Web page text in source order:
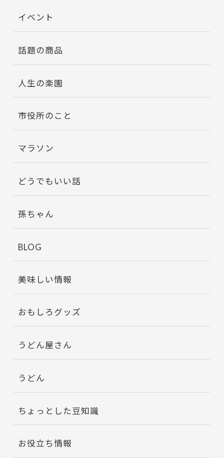
イベント
話題の商品
人生の楽園
市役所のこと
マラソン
どうでもいい話
孫ちゃん
BLOG
美味しい情報
おもしろグッズ
うどん屋さん
うどん
ちょっとした豆知識
お役立ち情報